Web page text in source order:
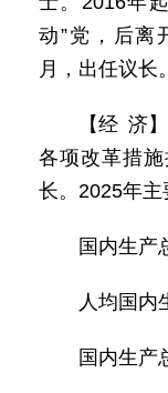
动”党，后离
月，出任议长。
【经 济
各项改革措
长。2025年主
国内生产
人均国内
国内生产